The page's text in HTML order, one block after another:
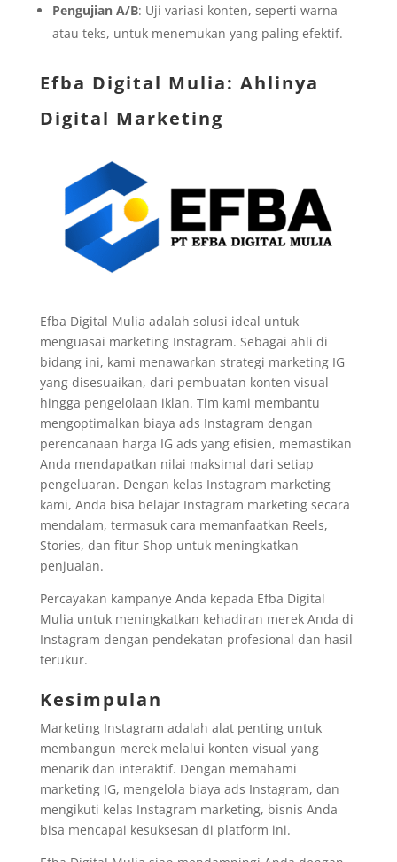
Pengujian A/B: Uji variasi konten, seperti warna
atau teks, untuk menemukan yang paling efektif.
Efba Digital Mulia: Ahlinya
Digital Marketing
Efba Digital Mulia adalah solusi ideal untuk
menguasai marketing Instagram. Sebagai ahli di
bidang ini, kami menawarkan strategi marketing IG
yang disesuaikan, dari pembuatan konten visual
hingga pengelolaan iklan. Tim kami membantu
mengoptimalkan biaya ads Instagram dengan
perencanaan harga IG ads yang efisien, memastikan
Anda mendapatkan nilai maksimal dari setiap
pengeluaran. Dengan kelas Instagram marketing
kami, Anda bisa belajar Instagram marketing secara
mendalam, termasuk cara memanfaatkan Reels,
Stories, dan fitur Shop untuk meningkatkan
penjualan.
Percayakan kampanye Anda kepada Efba Digital
Mulia untuk meningkatkan kehadiran merek Anda di
Instagram dengan pendekatan profesional dan hasil
terukur.
Kesimpulan
Marketing Instagram adalah alat penting untuk
membangun merek melalui konten visual yang
menarik dan interaktif. Dengan memahami
marketing IG, mengelola biaya ads Instagram, dan
mengikuti kelas Instagram marketing, bisnis Anda
bisa mencapai kesuksesan di platform ini.